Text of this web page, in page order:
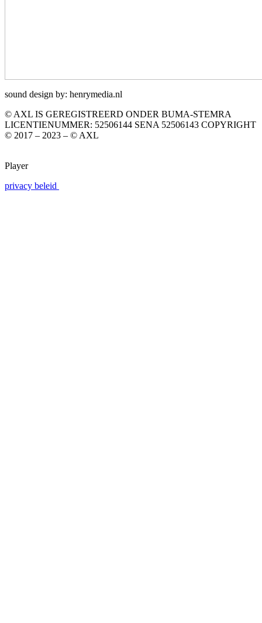
sound design by: henrymedia.nl
© AXL IS GEREGISTREERD ONDER BUMA-STEMRA
LICENTIENUMMER: 52506144 SENA 52506143 COPYRIGHT
© 2017 – 2023 – © AXL
Player
privacy beleid